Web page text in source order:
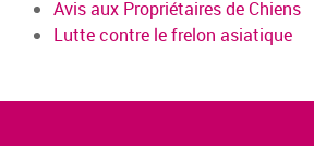
Avis aux Propriétaires de Chiens
Lutte contre le frelon asiatique